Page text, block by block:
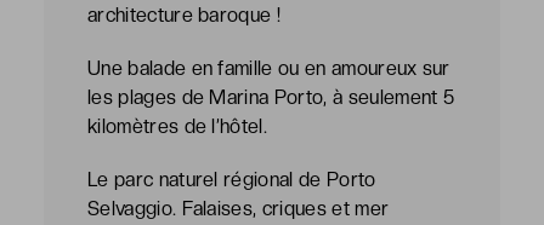
architecture baroque !
Une balade en famille ou en amoureux sur
les plages de Marina Porto, à seulement 5
kilomètres de l’hôtel.
Le parc naturel régional de Porto
Selvaggio. Falaises, criques et mer